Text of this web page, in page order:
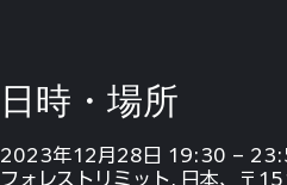
日時・場所
2023年12月28日 19:30 –
フォレストリミット, 日本、〒